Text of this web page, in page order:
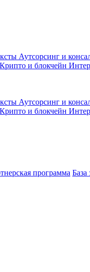
Аутсорсинг и
Крипто и блокчейн
Аутсорсинг и
Крипто и блокчейн
программа База